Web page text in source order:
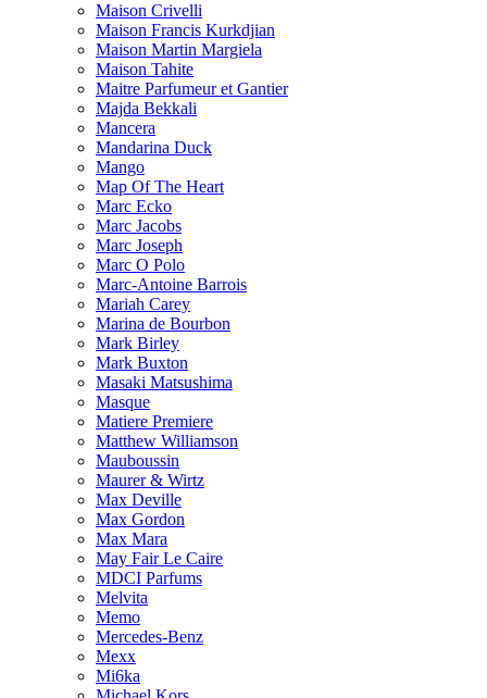
Maison Crivelli
Maison Francis Kurkdjian
Maison Martin Margiela
Maison Tahite
Maitre Parfumeur et Gantier
Majda Bekkali
Mancera
Mandarina Duck
Mango
Map Of The Heart
Marc Ecko
Marc Jacobs
Marc Joseph
Marc O Polo
Marc-Antoine Barrois
Mariah Carey
Marina de Bourbon
Mark Birley
Mark Buxton
Masaki Matsushima
Masque
Matiere Premiere
Matthew Williamson
Mauboussin
Maurer & Wirtz
Max Deville
Max Gordon
Max Mara
May Fair Le Caire
MDCI Parfums
Melvita
Memo
Mercedes-Benz
Mexx
Mi6ka